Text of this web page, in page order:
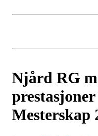
Njård RG
Mesterskap